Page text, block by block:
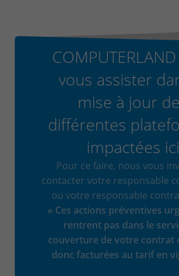
vous assister
mise à jour
différentes
impactées ici
Pour ce faire, nous vous
contacter votre responsable
ou votre responsable
« Ces actions préventives
rentrent pas dans le
couverture de votre contrat
donc facturées au tarif en